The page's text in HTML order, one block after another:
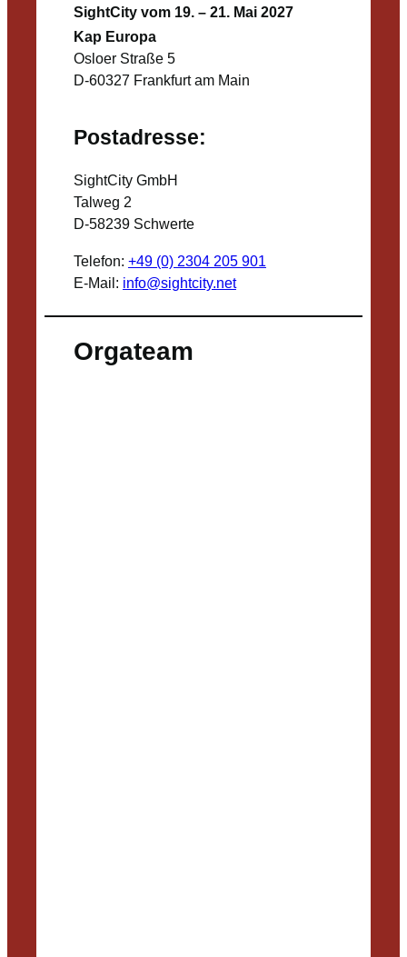
SightCity vom 19. – 21. Mai 2027
Kap Europa
Osloer Straße 5
D-60327 Frankfurt am Main
Postadresse:
SightCity GmbH
Talweg 2
D-58239 Schwerte
Telefon: +49 (0) 2304 205 901
E-Mail: info@sightcity.net
Orgateam